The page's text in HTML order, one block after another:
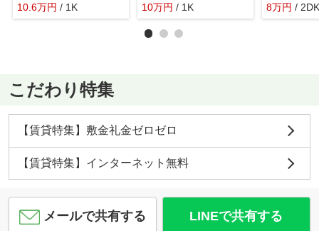
10.6万円 / 1K
10万円 / 1K
8万円 / 2DK
こだわり特集
【賃貸特集】敷金礼金ゼロゼロ
【賃貸特集】インターネット無料
メールで共有する LINEで共有する